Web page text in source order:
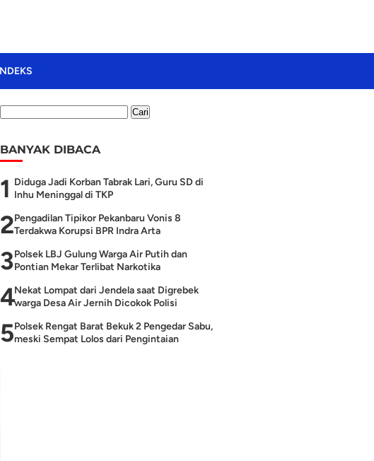
BANYAK DIBACA
1 Diduga Jadi Korban Tabrak Lari, Guru SD di
Inhu Meninggal di TKP
2Pengadilan Tipikor Pekanbaru Vonis 8
Terdakwa Korupsi BPR Indra Arta
3Polsek LBJ Gulung Warga Air Putih dan
Pontian Mekar Terlibat Narkotika
4Nekat Lompat dari Jendela saat Digrebek
warga Desa Air Jernih Dicokok Polisi
5Polsek Rengat Barat Bekuk 2 Pengedar Sabu,
meski Sempat Lolos dari Pengintaian